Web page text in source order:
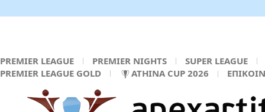
PREMIER LEAGUE PREMIER NIGHTS
SUPER LEAGUE
PREMIER LEAGUE GOLD
ATHINA CUP 2026